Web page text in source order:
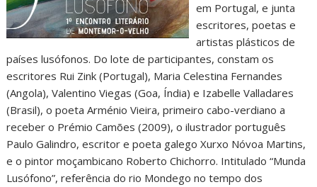
em Portugal, e junta
escritores, poetas e
artistas plásticos de
países lusófonos. Do lote de participantes, constam os
escritores Rui Zink (Portugal), Maria Celestina Fernandes
(Angola), Valentino Viegas (Goa, Índia) e Izabelle Valladares
(Brasil), o poeta Arménio Vieira, primeiro cabo-verdiano a
receber o Prémio Camões (2009), o ilustrador português
Paulo Galindro, escritor e poeta galego Xurxo Nóvoa Martins,
e o pintor moçambicano Roberto Chichorro. Intitulado “Munda
Lusófono”, referência do rio Mondego no tempo dos